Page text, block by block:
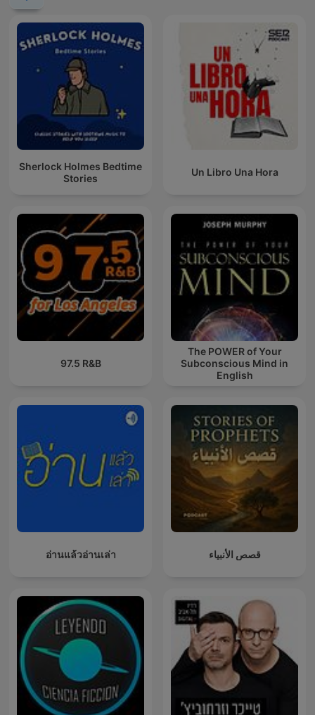
Sherlock Holmes Bedtime
Stories
Un Libro Una Hora
97.5 R&B
The POWER of Your
Subconscious Mind in
English
อ่านแล้วอ่านเล่า قصص الأنبياء